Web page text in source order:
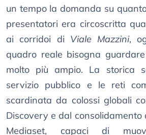
un tempo la domanda su
presentatori era circoscritta
ai corridoi di Viale Mazzini,
quadro reale bisogna
molto più ampio. La storica
servizio pubblico e le reti
scardinata da colossi globali
Discovery e dal consolidamento
Mediaset, capaci di